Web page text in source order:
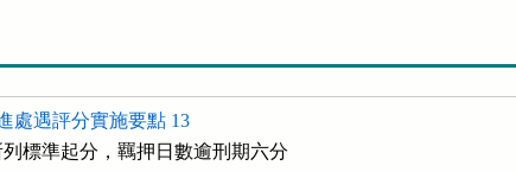
處遇評分實施要點 13
標準起分，羈押日數逾刑期六分